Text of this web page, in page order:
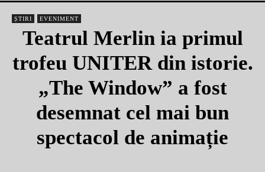
ȘTIRI EVENIMENT
Teatrul Merlin ia primul
trofeu UNITER din istorie.
„The Window” a fost
desemnat cel mai bun
spectacol de animație